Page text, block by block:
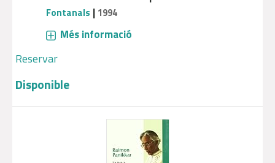
Fontanals | 1994
Més informació
Reservar
Disponible